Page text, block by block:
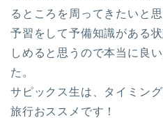
るところを周ってきたいと思
予習をして予備知識がある
しめると思うので本当に良
た。
サピックス生は、タイミン
旅行おススメです！